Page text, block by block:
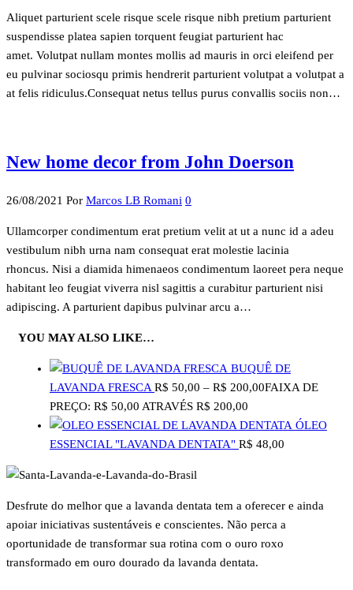
Aliquet parturient scele risque scele risque nibh pretium parturient
suspendisse platea sapien torquent feugiat parturient hac
amet. Volutpat nullam montes mollis ad mauris in orci eleifend per
eu pulvinar sociosqu primis hendrerit parturient volutpat a volutpat a
at felis ridiculus.Consequat netus tellus purus convallis sociis non…
New home decor from John Doerson
26/08/2021 Por Marcos LB Romani 0
Ullamcorper condimentum erat pretium velit at ut a nunc id a adeu
vestibulum nibh urna nam consequat erat molestie lacinia
rhoncus. Nisi a diamida himenaeos condimentum laoreet pera neque
habitant leo feugiat viverra nisl sagittis a curabitur parturient nisi
adipiscing. A parturient dapibus pulvinar arcu a…
YOU MAY ALSO LIKE…
BUQUÊ DE
LAVANDA FRESCA R$ 50,00 – R$ 200,00FAIXA DE
PREÇO: R$ 50,00 ATRAVÉS R$ 200,00
ÓLEO
ESSENCIAL "LAVANDA DENTATA" R$ 48,00
Desfrute do melhor que a lavanda dentata tem a oferecer e ainda
apoiar iniciativas sustentáveis e conscientes. Não perca a
oportunidade de transformar sua rotina com o ouro roxo
transformado em ouro dourado da lavanda dentata.